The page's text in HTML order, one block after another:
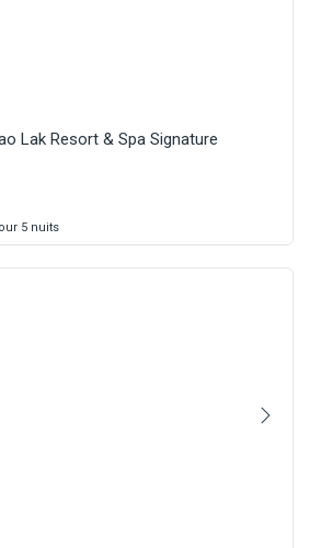
Lak Resort & Spa Signature
5 nuits